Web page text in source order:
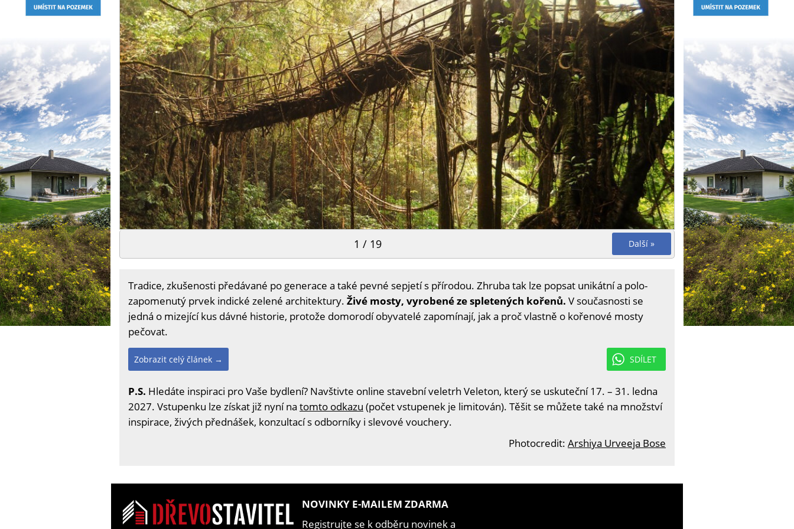
Další »
1 / 19
Tradice, zkušenosti předávané po generace a také pevné sepjetí s přírodou. Zhruba tak lze popsat unikátní a polo-
zapomenutý prvek indické zelené architektury. Živé mosty, vyrobené ze spletených kořenů. V současnosti se
jedná o mizející kus dávné historie, protože domorodí obyvatelé zapomínají, jak a proč vlastně o kořenové mosty
pečovat.
SDÍLET
Zobrazit celý článek →
P.S. Hledáte inspiraci pro Vaše bydlení? Navštivte online stavební veletrh Veleton, který se uskuteční 17. – 31. ledna
2027. Vstupenku lze získat již nyní na tomto odkazu (počet vstupenek je limitován). Těšit se můžete také na množství
inspirace, živých přednášek, konzultací s odborníky i slevové vouchery.
Photocredit: Arshiya Urveeja Bose
NOVINKY E-MAILEM ZDARMA
Registrujte se k odběru novinek a